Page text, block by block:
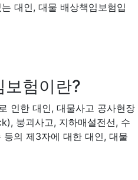
대인, 대물 배상책임보험입
보험이란?
인한 대인, 대물사고 공사현장
붕괴사고, 지하매설전선, 수
등의 제3자에 대한 대인, 대물